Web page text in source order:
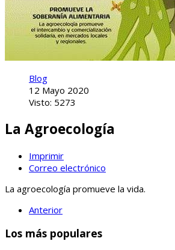
Blog
12 Mayo 2020
Visto: 5273
La Agroecología
Imprimir
Correo electrónico
La agroecología promueve la vida.
Anterior
Los más populares